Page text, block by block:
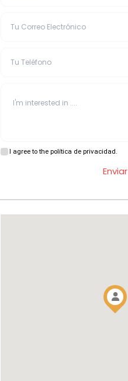
I agree to the política de privacidad.
Enviar